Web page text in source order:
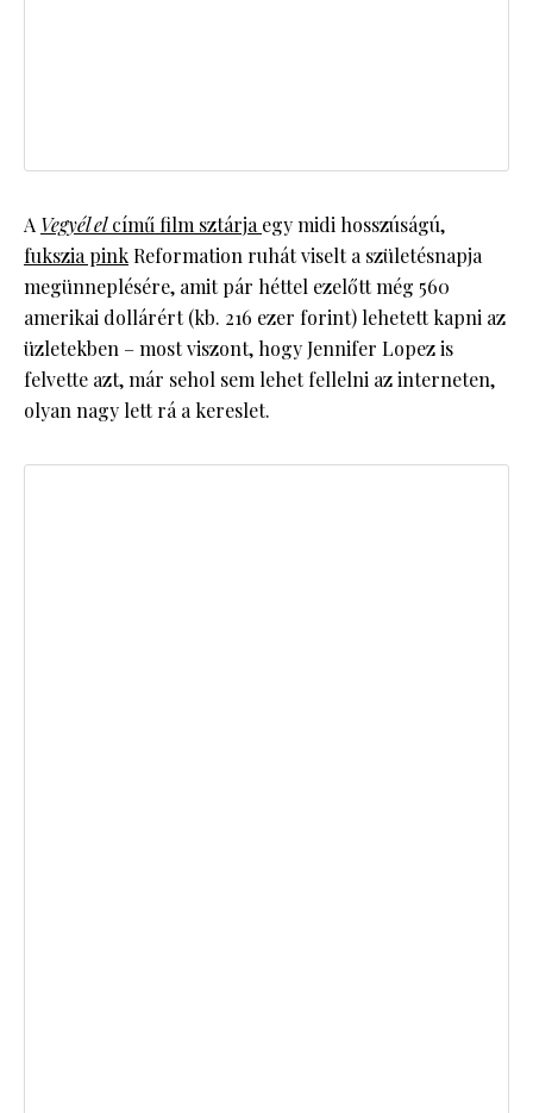
A Vegyél elcímű film sztárjaegy midi hosszúságú,
fukszia pinkReformation ruhát viselt a születésnapja
megünneplésére, amit pár héttel ezelőtt még 560
amerikai dollárért (kb. 216 ezer forint) lehetett kapni az
üzletekben – most viszont, hogy Jennifer Lopez is
felvette azt, már sehol sem lehet fellelni az interneten,
olyan nagy lett rá a kereslet.